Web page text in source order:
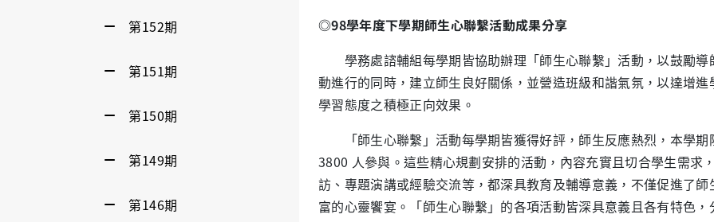
第152期
第151期
第150期
第149期
第146期
◎98學年度下學期師生心聯繫活動成果分享
學務處諮輔組每學期皆協助辦理「師生心聯繫」活動，以鼓勵導
動進行的同時，建立師生良好關係，並營造班級和諧氣氛，以達增
學習態度之積極正向效果。
「師生心聯繫」活動每學期皆獲得好評，師生反應熱烈，本學期
3800 人參與。這些精心規劃安排的活動，內容充實且切合學生需求
訪、專題演講或經驗交流等，都深具教育及輔導意義，不僅促進了
富的心靈饗宴。「師生心聯繫」的各項活動皆深具意義且各有特色，